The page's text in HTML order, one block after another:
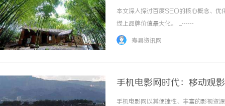
本文深入探讨百度SEO的核心概念、优
线上品牌价值最大化。 ...……
寿县资讯网
手机电影网时代：移动观
手机电影网以其便捷性、丰富的影视资